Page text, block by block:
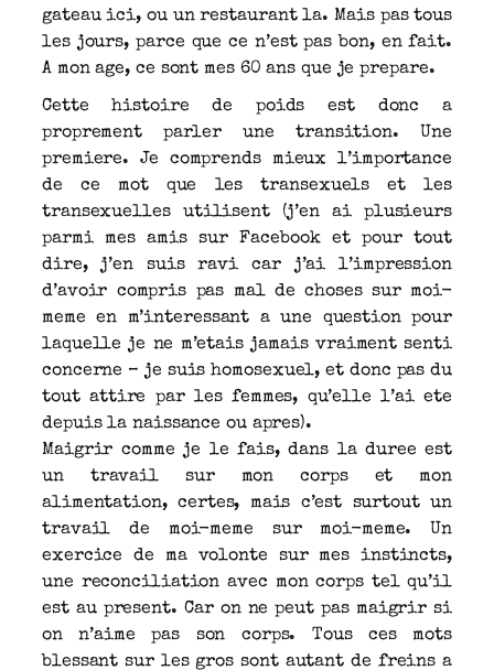
gateau ici, ou un restaurant la. Mais pas tous
les jours, parce que ce n’est pas bon, en fait.
A mon age, ce sont mes 60 ans que je prepare.
Cette histoire de poids est donc a
proprement parler une transition. Une
premiere. Je comprends mieux l’importance
de ce mot que les transexuels et les
transexuelles utilisent (j’en ai plusieurs
parmi mes amis sur Facebook et pour tout
dire, j’en suis ravi car j’ai l’impression
d’avoir compris pas mal de choses sur moi-
meme en m’interessant a une question pour
laquelle je ne m’etais jamais vraiment senti
concerne – je suis homosexuel, et donc pas du
tout attire par les femmes, qu’elle l’ai ete
depuis la naissance ou apres).
Maigrir comme je le fais, dans la duree est
un travail sur mon corps et mon
alimentation, certes, mais c’est surtout un
travail de moi-meme sur moi-meme. Un
exercice de ma volonte sur mes instincts,
une reconciliation avec mon corps tel qu’il
est au present. Car on ne peut pas maigrir si
on n’aime pas son corps. Tous ces mots
blessant sur les gros sont autant de freins a